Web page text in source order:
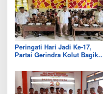
Peringati Hari Jadi Ke-17,
Partai Gerindra Kolut